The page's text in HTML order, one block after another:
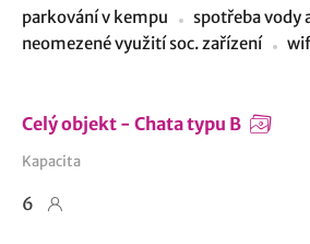
parkování v kempu
spotřeba vody
neomezené využití soc. zařízení
Celý objekt - Chata typu B
Kapacita
6